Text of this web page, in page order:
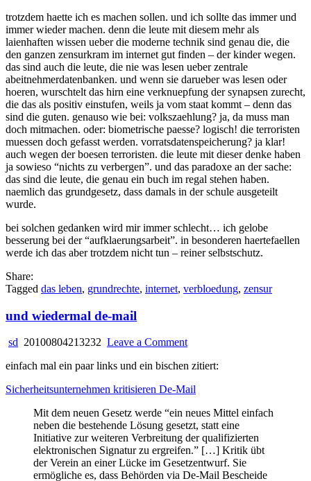
trotzdem haette ich es machen sollen. und ich sollte das immer und
immer wieder machen. denn die leute mit diesem mehr als
laienhaften wissen ueber die moderne technik sind genau die, die
den ganzen zensurkram im internet gut finden – der kinder wegen.
das sind auch die leute, die nie was lesen ueber zentrale
abeitnehmerdatenbanken. und wenn sie darueber was lesen oder
hoeren, wurschtelt das hirn eine verknuepfung der synapsen zurecht,
die das als positiv einstufen, weils ja vom staat kommt – denn das
sind die guten. genauso wie bei: volkszaehlung? ja, da muss man
doch mitmachen. oder: biometrische paesse? logisch! die terroristen
muessen doch gefasst werden. vorratsdatenspeicherung? ja klar!
auch wegen der boesen terroristen. die leute mit dieser denke haben
ja sowieso “nichts zu verbergen”. und das paradoxe an der sache:
das sind die leute, die genau ein buch im regal stehen haben.
naemlich das grundgesetz, dass damals in der schule ausgeteilt
wurde.
bei solchen gedanken wird mir immer schlecht… ich gelobe
besserung bei der “aufklaerungsarbeit”. in besonderen haertefaellen
werde ich das aber trotzdem nicht tun – reiner selbstschutz.
Share:
Tagged das leben, grundrechte, internet, verbloedung, zensur
und wiedermal de-mail
sd 20100804213232 Leave a Commenton
wiedermal
mail
einfach mal ein paar links und ein bischen zitiert:
Sicherheitsunternehmen kritisieren De-Mail
Mit dem neuen Gesetz werde “ein neues Mittel einfach
neben die bestehende Lösung gesetzt, statt eine
Initiative zur weiteren Verbreitung der qualifizierten
elektronischen Signatur zu ergreifen.” […] Kritik übt
der Verein an einer Lücke im Gesetzentwurf. Sie
ermögliche es, dass Behörden via De-Mail Bescheide